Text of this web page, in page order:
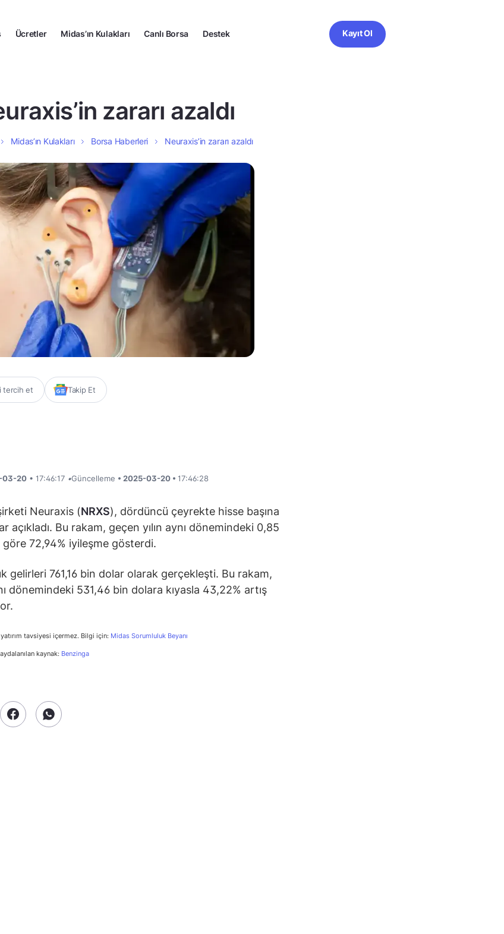
Ücretler Midas’ın Kulakları Canlı Borsa Destek Kayıt Ol
zararı azaldı
Midas’ın Kulakları Borsa Haberleri Neuraxis’in zararı azaldı
tercih et Takip Et
03-20 • 17:46:17 •Güncelleme • 2025-03-20 • 17:46:28
Neuraxis (NRXS), dördüncü çeyrekte hisse başına
açıkladı. Bu rakam, geçen yılın aynı dönemindeki 0,85
göre 72,94% iyileşme gösterdi.
gelirleri 761,16 bin dolar olarak gerçekleşti. Bu rakam,
dönemindeki 531,46 bin dolara kıyasla 43,22% artış
tavsiyesi içermez. Bilgi için: Midas Sorumluluk Beyanı
kaynak: Benzinga